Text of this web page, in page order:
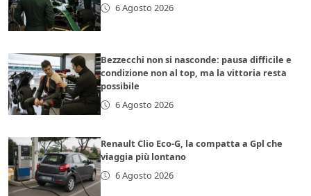
6 Agosto 2026
Bezzecchi non si nasconde: pausa difficile e
condizione non al top, ma la vittoria resta
possibile
6 Agosto 2026
Renault Clio Eco-G, la compatta a Gpl che
viaggia più lontano
6 Agosto 2026